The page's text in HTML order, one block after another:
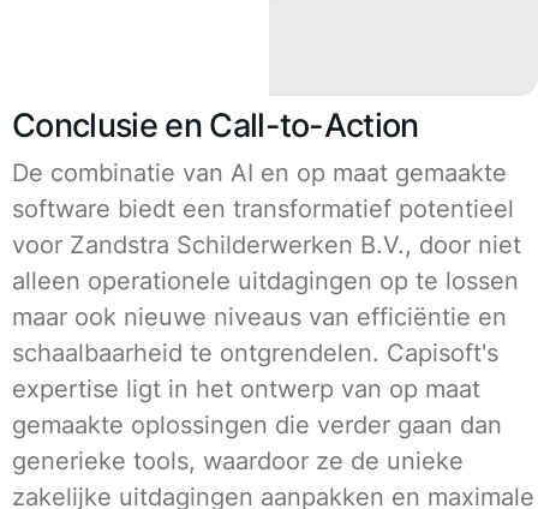
Conclusie en Call-to-Action
De combinatie van AI en op maat gemaakte
software biedt een transformatief potentieel
voor Zandstra Schilderwerken B.V., door niet
alleen operationele uitdagingen op te lossen
maar ook nieuwe niveaus van efficiëntie en
schaalbaarheid te ontgrendelen. Capisoft's
expertise ligt in het ontwerp van op maat
gemaakte oplossingen die verder gaan dan
generieke tools, waardoor ze de unieke
zakelijke uitdagingen aanpakken en maximale